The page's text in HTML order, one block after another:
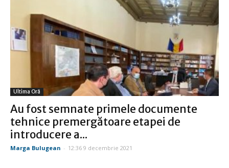
Ultima Oră
Au fost semnate primele documente
tehnice premergătoare etapei de
introducere a...
Marga Bulugean - 12:36 9 decembrie 2021